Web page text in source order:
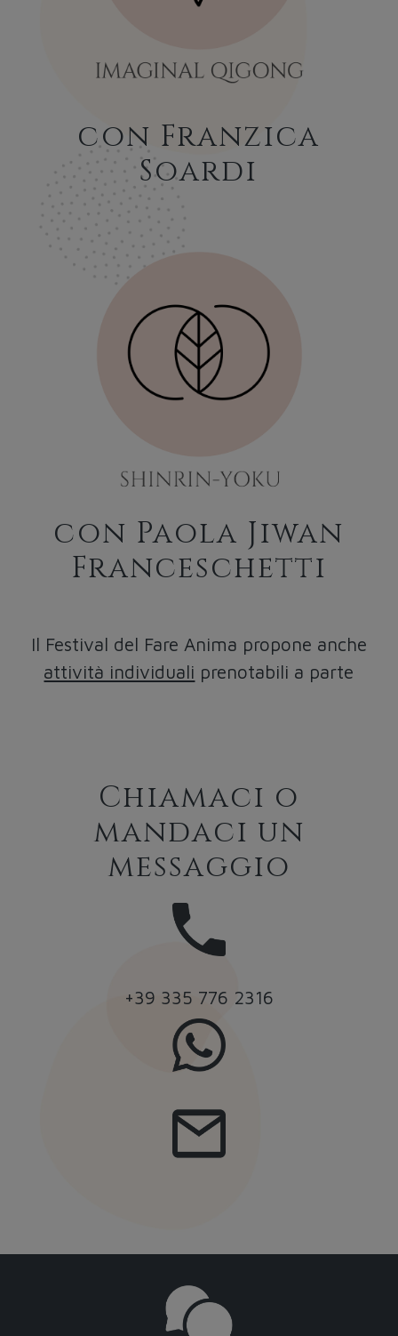
con Franzica
Soardi
con Paola Jiwan
Franceschetti
Il Festival del Fare Anima propone anche
attività individuali prenotabili a parte
Chiamaci o
mandaci un
messaggio
+39 335 776 2316